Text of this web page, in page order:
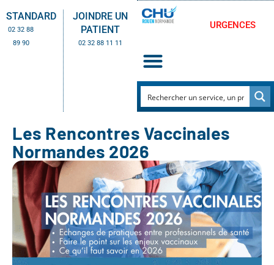
STANDARD
02 32 88
89 90
JOINDRE UN
PATIENT
02 32 88 11 11
URGENCES
Les Rencontres Vaccinales
Normandes 2026